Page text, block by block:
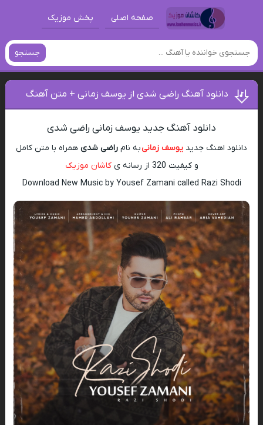
صفحه اصلی پخش موزیک
جستجو
دانلود آهنگ راضی شدی از یوسف زمانی + متن آهنگ
دانلود آهنگ جدید یوسف زمانی راضی شدی
دانلود اهنگ جدید یوسف زمانیبه نام راضی شدی همراه با متن کامل
و کیفیت 320 از رسانه ی
کاشان موزیک
Download New Music by Yousef Zamani called Razi Shodi